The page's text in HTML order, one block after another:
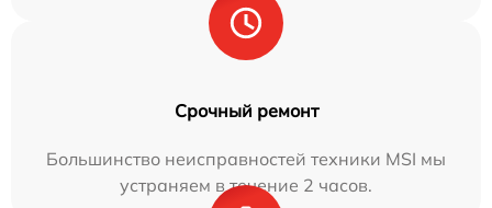
Срочный ремонт
Большинство неисправностей техники MSI мы
устраняем в течение 2 часов.